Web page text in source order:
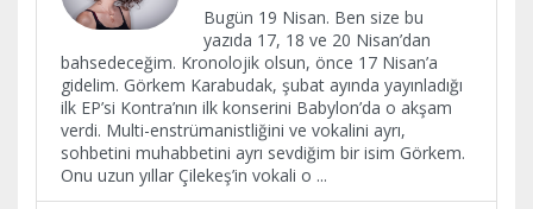
Bugün 19 Nisan. Ben size bu
yazıda 17, 18 ve 20 Nisan’dan
bahsedeceğim. Kronolojik olsun, önce 17 Nisan’a
gidelim. Görkem Karabudak, şubat ayında yayınladığı
ilk EP’si Kontra’nın ilk konserini Babylon’da o akşam
verdi. Multi-enstrümanistliğini ve vokalini ayrı,
sohbetini muhabbetini ayrı sevdiğim bir isim Görkem.
Onu uzun yıllar Çilekeş’in vokali o ...